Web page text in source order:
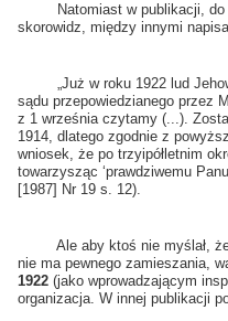
Natomiast w publikacji, do
skorowidz, między innymi
„Już w roku 1922 lud
sądu przepowiedzianego przez
z 1 września czytamy (...).
1914, dlatego zgodnie z
wniosek, że po trzyipółletnim
towarzysząc ‘prawdziwemu
[1987] Nr 19 s. 12).
Ale aby ktoś nie myślał, że
nie ma pewnego zamieszania,
1922 (jako wprowadzającym
organizacja. W innej publikacji